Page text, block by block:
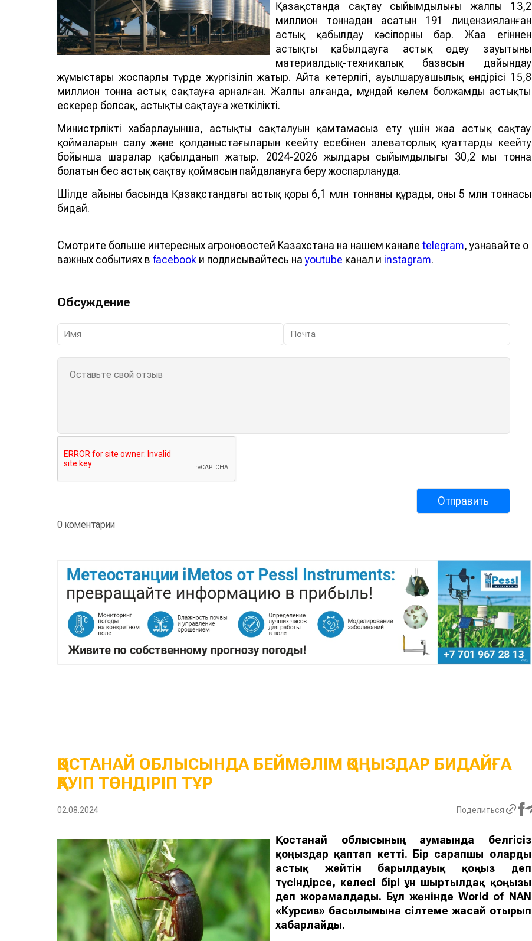
Қазақстанда сақтау сыйымдылығы жалпы 13,2
миллион тоннадан асатын 191 лицензияланған
астық қабылдау кәсіпорны бар. Жаңа егіннен
астықты қабылдауға астық өңдеу зауытының
материалдық-техникалық базасын дайындау
жұмыстары жоспарлы түрде жүргізіліп жатыр. Айта кетерлігі, ауылшаруашылық өндірісі 15,8
миллион тонна астық сақтауға арналған. Жалпы алғанда, мұндай көлем болжамды астықты
ескерер болсақ, астықты сақтауға жеткілікті.
Министрліктің хабарлауынша, астықтың сақталуын қамтамасыз ету үшін жаңа астық сақтау
қоймаларын салу және қолданыстағыларын кеңейту есебінен элеваторлық қуаттарды кеңейту
бойынша шаралар қабылданып жатыр. 2024-2026 жылдары сыйымдылығы 30,2 мың тонна
болатын бес астық сақтау қоймасын пайдалануға беру жоспарлануда.
Шілде айының басында Қазақстандағы астық қоры 6,1 млн тоннаны құрады, оның 5 млн тоннасы
бидай.
Смотрите больше интересных агроновостей Казахстана на нашем канале telegram, узнавайте о
важных событиях в facebook и подписывайтесь наyoutube канал и instagram.
Обсуждение
0 коментарии
ҚОСТАНАЙ ОБЛЫСЫНДА БЕЙМӘЛІМ ҚОҢЫЗДАР БИДАЙҒА
ҚАУІП ТӨНДІРІП ТҰР
02.08.2024 Поделиться
Қостанай облысының аумағында белгісіз
қоңыздар қаптап кетті. Бір сарапшы оларды
астық жейтін барылдауық қоңыздеп
түсіндірсе, келесі біріұн шыртылдақ қоңызы
деп жорамалдады. Бұл жөнінде World of NAN
«Курсив» басылымына сілтеме жасай отырып
хабарлайды.